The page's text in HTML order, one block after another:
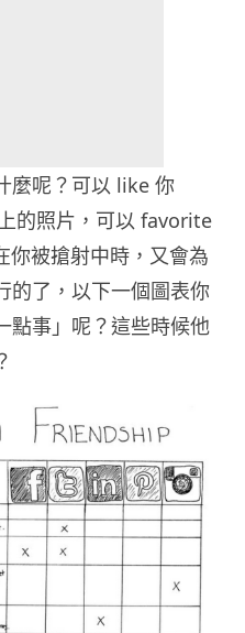
麼呢？可以 like 你
的照片，可以 favorite
被搶射中時，又會為
的了，以下一個圖表你
點事」呢？這些時候他